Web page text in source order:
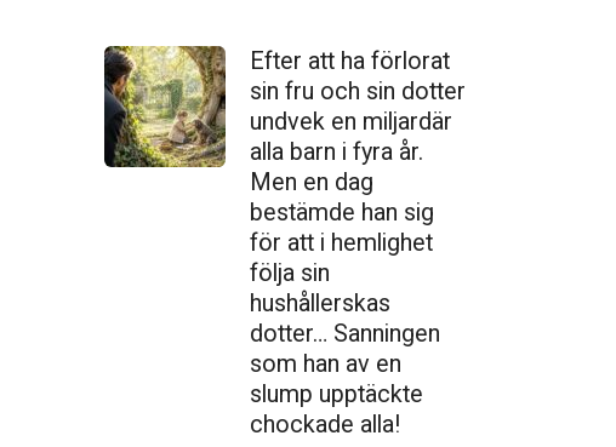
Efter att ha förlorat
sin fru och sin dotter
undvek en miljardär
alla barn i fyra år.
Men en dag
bestämde han sig
för att i hemlighet
följa sin
hushållerskas
dotter… Sanningen
som han av en
slump upptäckte
chockade alla!